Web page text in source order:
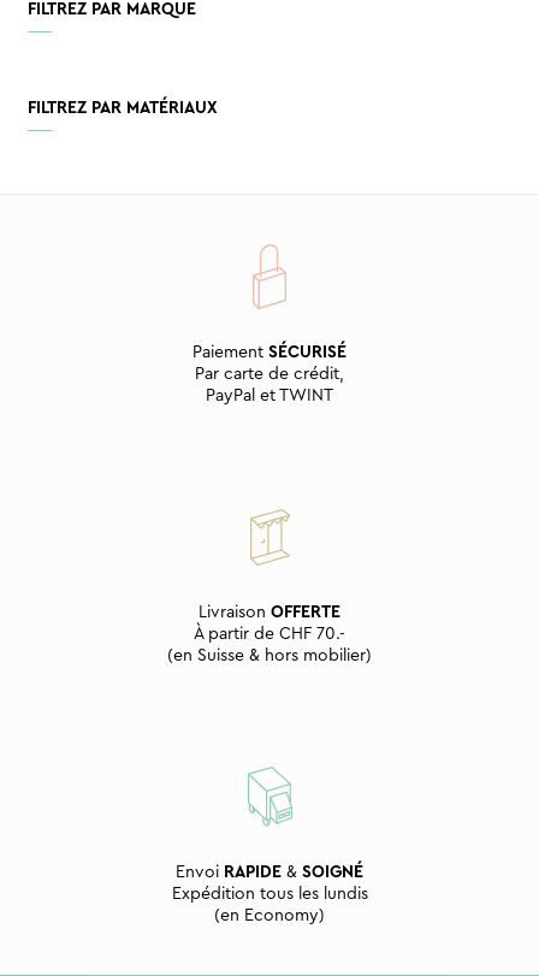
FILTREZ PAR MARQUE
FILTREZ PAR MATÉRIAUX
Paiement SÉCURISÉ
Par carte de crédit,
PayPal et TWINT
Livraison OFFERTE
À partir de CHF 70.-
(en Suisse & hors mobilier)
Envoi RAPIDE & SOIGNÉ
Expédition tous les lundis
(en Economy)